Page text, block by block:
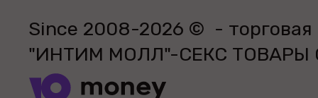
Since 2008-2026 © - торговая
"ИНТИМ МОЛЛ"-СЕКС